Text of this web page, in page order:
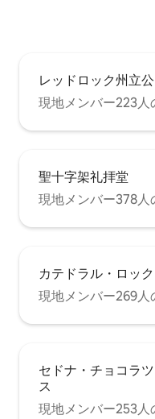
レッドロック州立
現地メンバー223人
聖十字架礼拝堂
現地メンバー378人
カテドラル・ロッ
現地メンバー269人
セドナ・チョコラ
ス
現地メンバー253人